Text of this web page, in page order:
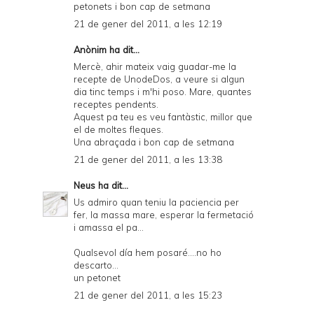
petonets i bon cap de setmana
21 de gener del 2011, a les 12:19
Anònim ha dit...
Mercè, ahir mateix vaig guadar-me la
recepte de UnodeDos, a veure si algun
dia tinc temps i m'hi poso. Mare, quantes
receptes pendents.
Aquest pa teu es veu fantàstic, millor que
el de moltes fleques.
Una abraçada i bon cap de setmana
21 de gener del 2011, a les 13:38
Neus ha dit...
Us admiro quan teniu la paciencia per
fer, la massa mare, esperar la fermetació
i amassa el pa...
Qualsevol día hem posaré....no ho
descarto...
un petonet
21 de gener del 2011, a les 15:23